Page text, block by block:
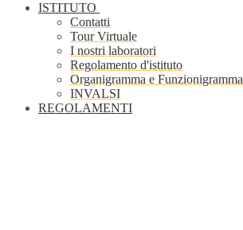
ISTITUTO
Contatti
Tour Virtuale
I nostri laboratori
Regolamento d'istituto
Organigramma e Funzionigramma
INVALSI
REGOLAMENTI